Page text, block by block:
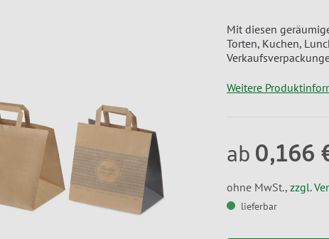
Mit diesen
Torten, Kuchen,
Weitere
ab 0,166
ohne MwSt., zzgl.
lieferbar